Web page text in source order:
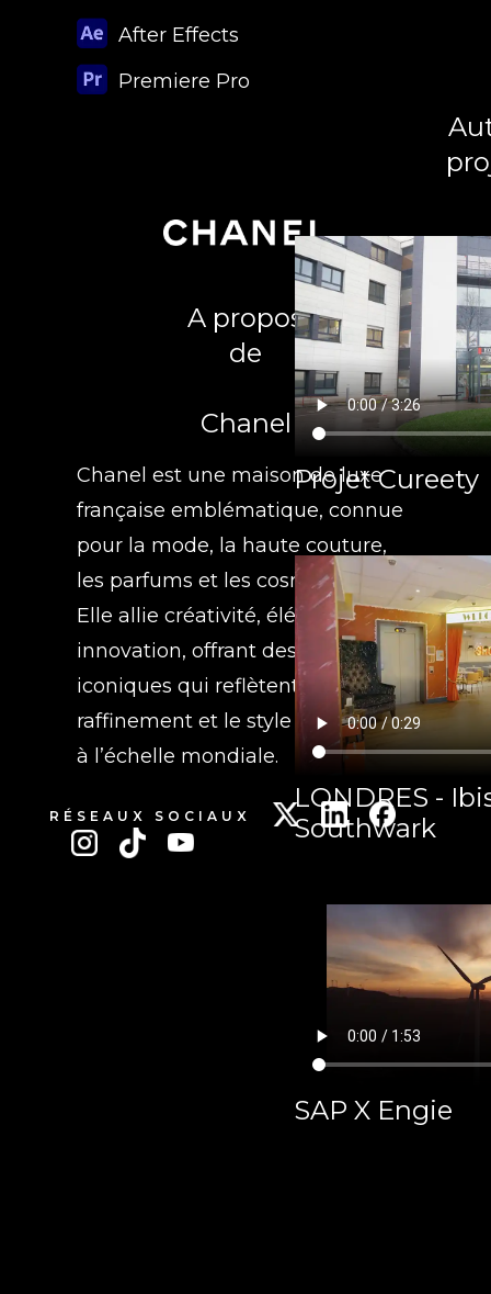
After Effects
Premiere Pro
A propos
de
Chanel
Chanel est une maison de luxe
française emblématique, connue
pour la mode, la haute couture,
les parfums et les cosmétiques.
Elle allie créativité, élégance et
innovation, offrant des produits
iconiques qui reflètent le
raffinement et le style intemporel
à l’échelle mondiale.
RÉSEAUX SOCIAUX
Projet Cureety
LONDRES -
Southwark
SAP X Engie